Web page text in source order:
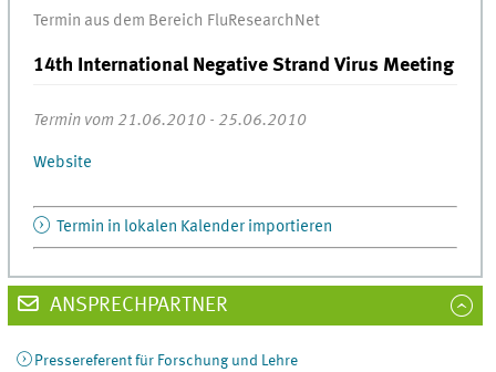
Termin aus dem Bereich FluResearchNet
14th International Negative Strand Virus Meeting
Termin vom 21.06.2010 - 25.06.2010
Website
Termin in lokalen Kalender importieren
ANSPRECHPARTNER
Pressereferent für Forschung und Lehre